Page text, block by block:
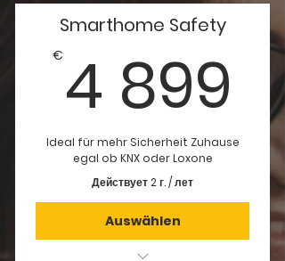
Schaltschrank
Stücklisten der benötigten
Bauteile für den Schaltschrank
Aufbauzeichnung vom
Schaltschrank
Beratung
Smarthome Safety
€ 4 899
Ideal für mehr Sicherheit Zuhause
egal ob KNX oder Loxone
Действует 2 г. / лет
Auswählen